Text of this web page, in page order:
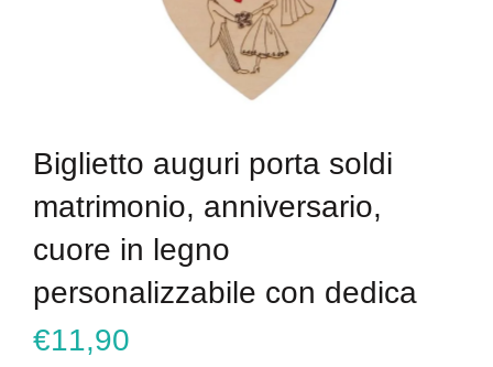
Biglietto auguri porta soldi
matrimonio, anniversario,
cuore in legno
personalizzabile con dedica
€11,90